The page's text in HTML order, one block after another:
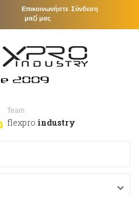
Σύνδεση
Επικοινωνήστε
μαζί μας
Team
flexpro.industry